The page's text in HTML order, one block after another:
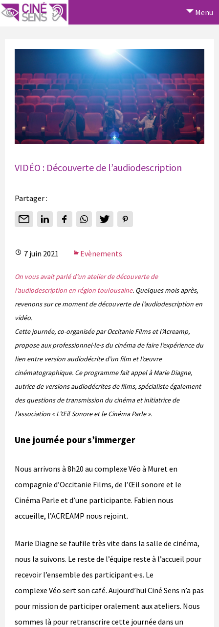
Menu
VIDÉO : Découverte de l’audiodescription
Partager :
7 juin 2021 Evènements
On vous avait parlé d’un atelier de découverte de
l’audiodescription en région toulousaine. Quelques mois après,
revenons sur ce moment de découverte de l’audiodescription en
vidéo.
Cette journée, co-organisée par Occitanie Films et l’Acreamp,
propose aux professionnel·le·s du cinéma de faire l’expérience du
lien entre version audiodécrite d’un film et l’œuvre
cinématographique. Ce programme fait appel à Marie Diagne,
autrice de versions audiodécrites de films, spécialiste également
des questions de transmission du cinéma et initiatrice de
l’association « L’Œil Sonore et le Cinéma Parle ».
Une journée pour s’immerger
Nous arrivons à 8h20 au complexe Véo à Muret en
compagnie d’Occitanie Films, de l’Œil sonore et le
Cinéma Parle et d’une participante. Fabien nous
accueille, l’ACREAMP nous rejoint.
Marie Diagne se faufile très vite dans la salle de cinéma,
nous la suivons. Le reste de l’équipe reste à l’accueil pour
recevoir l’ensemble des participant·e·s. Le
complexe Véo sert son café. Aujourd’hui Ciné Sens n’a pas
pour mission de participer oralement aux ateliers. Nous
sommes là pour retranscrire cette journée dans un